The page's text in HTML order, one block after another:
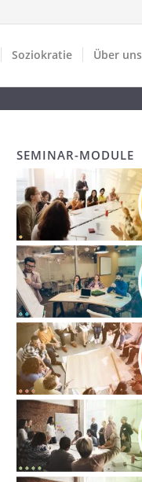
Soziokratie Über uns
SEMINAR-MODULE